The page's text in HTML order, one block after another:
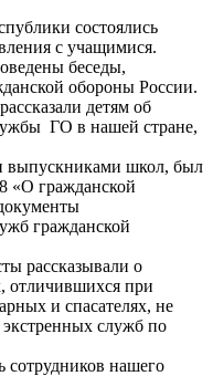
состоялись
с учащимися.
беседы,
обороны России.
детям об
ГО в нашей стране,
выпускниками школ, был
«О гражданской
гражданской
рассказывали о
отличившихся при
и спасателях, не
служб по
сотрудников нашего